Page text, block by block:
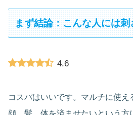
まず結論：こんな人には
4.6
コスパはいいです。マルチに使
顔、髪、体を済ませたいという方